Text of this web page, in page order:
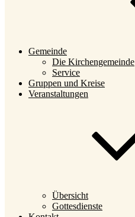
Gemeinde
Die Kirchengemeinde
Service
Gruppen und Kreise
Veranstaltungen
Übersicht
Gottesdienste